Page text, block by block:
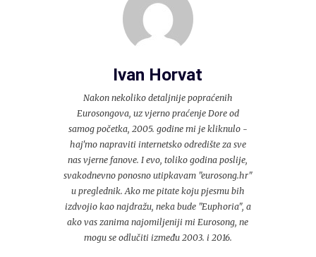
Ivan Horvat
Nakon nekoliko detaljnije popraćenih
Eurosongova, uz vjerno praćenje Dore od
samog početka, 2005. godine mi je kliknulo -
haj'mo napraviti internetsko odredište za sve
nas vjerne fanove. I evo, toliko godina poslije,
svakodnevno ponosno utipkavam "eurosong.hr"
u preglednik. Ako me pitate koju pjesmu bih
izdvojio kao najdražu, neka bude "Euphoria", a
ako vas zanima najomiljeniji mi Eurosong, ne
mogu se odlučiti između 2003. i 2016.